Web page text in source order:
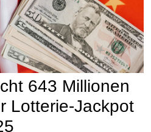
643 Millionen
Lotterie-Jackpot